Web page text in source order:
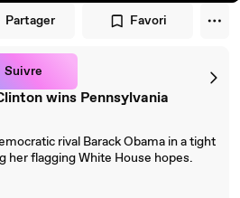
Partager Favori
Suivre
wins Pennsylvania
rival Barack Obama in a tight
her flagging White House hopes.